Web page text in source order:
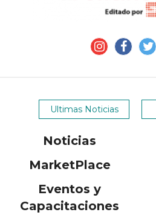
Ultimas Noticias
Noticias
MarketPlace
Eventos y
Capacitaciones